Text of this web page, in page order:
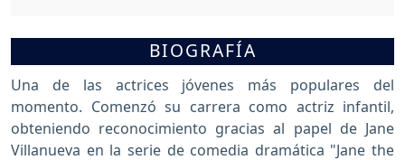
BIOGRAFÍA
Una de las actrices jóvenes más populares del
momento. Comenzó su carrera como actriz infantil,
obteniendo reconocimiento gracias al papel de Jane
Villanueva en la serie de comedia dramática "Jane the